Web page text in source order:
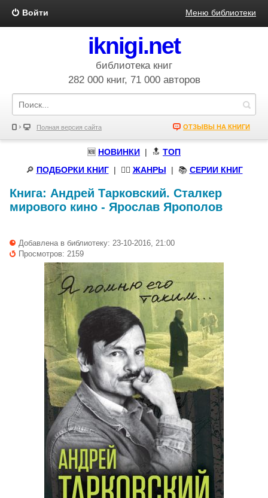
Войти Меню библиотеки
iknigi.net
библиотека книг
282 000 книг, 71 000 авторов
Полная версия сайта ОТЗЫВЫ НА КНИГИ
🆕 НОВИНКИ | 🔝 ТОП
🔎 ПОДБОРКИ КНИГ| 🧝‍♀️ ЖАНРЫ | 📚 СЕРИИ КНИГ
Книга: Андрей Тарковский. Сталкер
мирового кино - Ярослав Ярополов
Добавлена в библиотеку: 23-10-2016, 21:00
Просмотров: 2159